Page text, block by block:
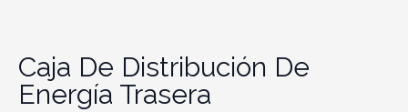
Caja De Distribución De
Energía Trasera